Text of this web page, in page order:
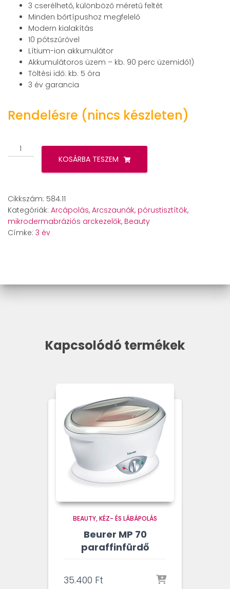
3 cserélhető, különböző méretű feltét
Minden bőrtípushoz megfelelő
Modern kialakítás
10 pótszűrővel
Lítium-ion akkumulátor
Akkumulátoros üzem – kb. 90 perc üzemidő1)
Töltési idő: kb. 5 óra
3 év garancia
Rendelésre (nincs készleten)
Beurer
FC
KOSÁRBA TESZEM
Cikkszám: 584.11
Kategóriák: Arcápolás, Arcszaunák, pórustisztítók,
mikrodermabráziós arckezelők, Beauty
Címke: 3 év
Kapcsolódó termékek
BEAUTY KÉZ- ÉS LÁBÁPOLÁS
Beurer MP 70
paraffinfürdő
35.400 Ft